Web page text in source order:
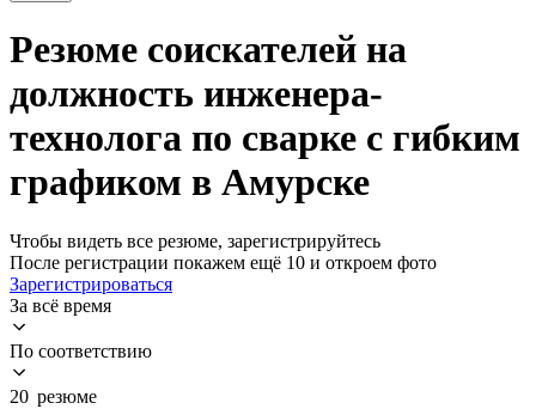
Резюме соискателей на
должность инженера-
технолога по сварке с гибким
графиком в Амурске
Чтобы видеть все резюме, зарегистрируйтесь
После регистрации покажем ещё 10 и откроем фото
Зарегистрироваться
За всё время
По соответствию
20 резюме